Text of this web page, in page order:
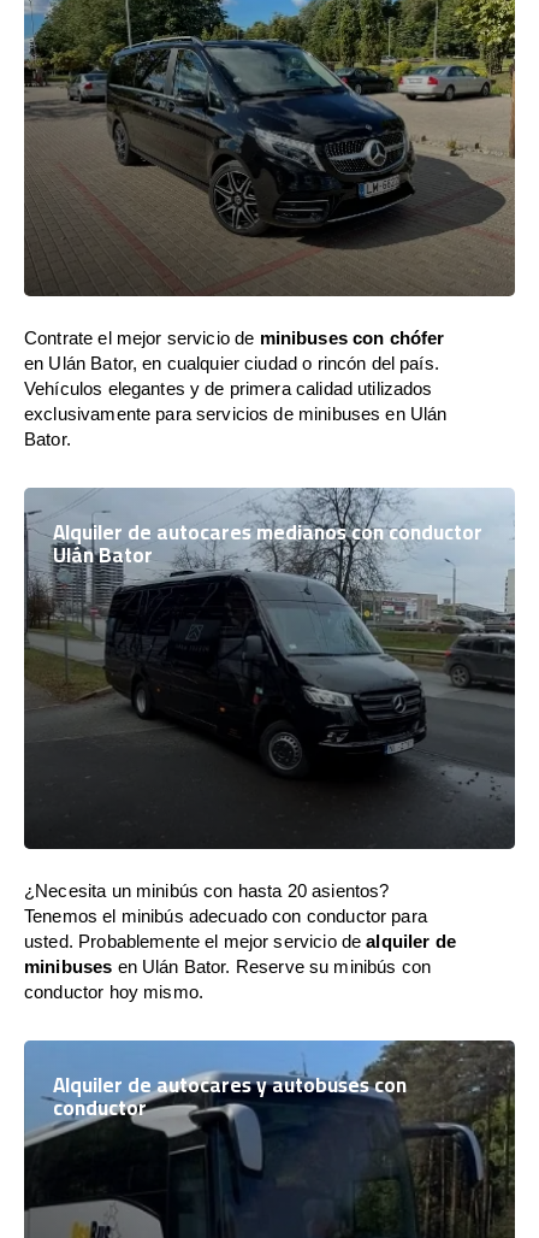
Contrate el mejor servicio de minibuses con chófer
en Ulán Bator, en cualquier ciudad o rincón del país.
Vehículos elegantes y de primera calidad utilizados
exclusivamente para servicios de minibuses en Ulán
Bator.
Alquiler de autocares medianos con conductor
Ulán Bator
¿Necesita un minibús con hasta 20 asientos?
Tenemos el minibús adecuado con conductor para
usted. Probablemente el mejor servicio dealquiler de
minibuses en Ulán Bator. Reserve su minibús con
conductor hoy mismo.
Alquiler de autocares y autobuses con
conductor